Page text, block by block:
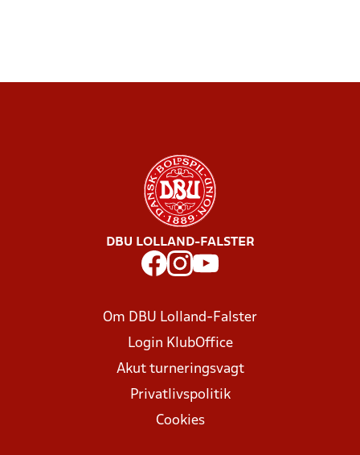
DBU LOLLAND-FALSTER
Om DBU Lolland-Falster
Login KlubOffice
Akut turneringsvagt
Privatlivspolitik
Cookies